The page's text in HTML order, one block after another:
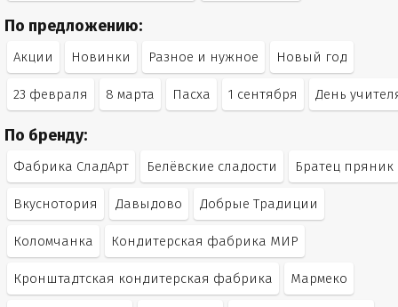
По предложению:
Акции Новинки Разное и нужное Новый год
23 февраля 8 марта Пасха 1 сентября День
По бренду:
Фабрика СладАрт Белёвские сладости Братец пряник
Вкуснотория Давыдово Добрые Традиции
Коломчанка Кондитерская фабрика МИР
Кронштадтская кондитерская фабрика Мармеко